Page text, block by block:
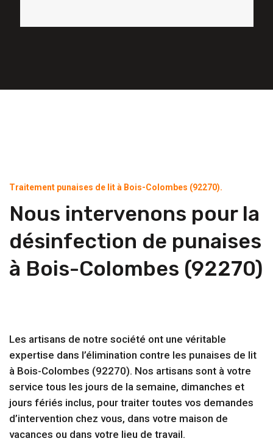
Traitement punaises de lit à Bois-Colombes (92270).
Nous intervenons pour la
désinfection de punaises
à Bois-Colombes (92270)
Les artisans de notre société ont une véritable
expertise dans l’élimination contre les punaises de lit
à Bois-Colombes (92270). Nos artisans sont à votre
service tous les jours de la semaine, dimanches et
jours fériés inclus, pour traiter toutes vos demandes
d’intervention chez vous, dans votre maison de
vacances ou dans votre lieu de travail.